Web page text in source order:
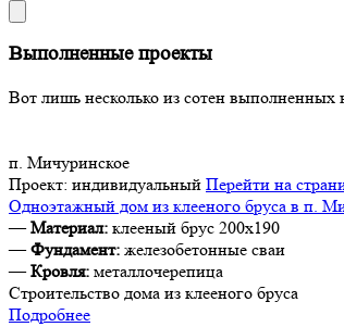
Выполненные проекты
Вот лишь несколько из сотен выполненных
п. Мичуринское
Проект: индивидуальный Перейти на
Одноэтажный дом из клееного бруса в п.
—Материал: клееный брус 200х190
—Фундамент: железобетонные сваи
—Кровля: металлочерепица
Строительство дома из клееного бруса
Подробнее